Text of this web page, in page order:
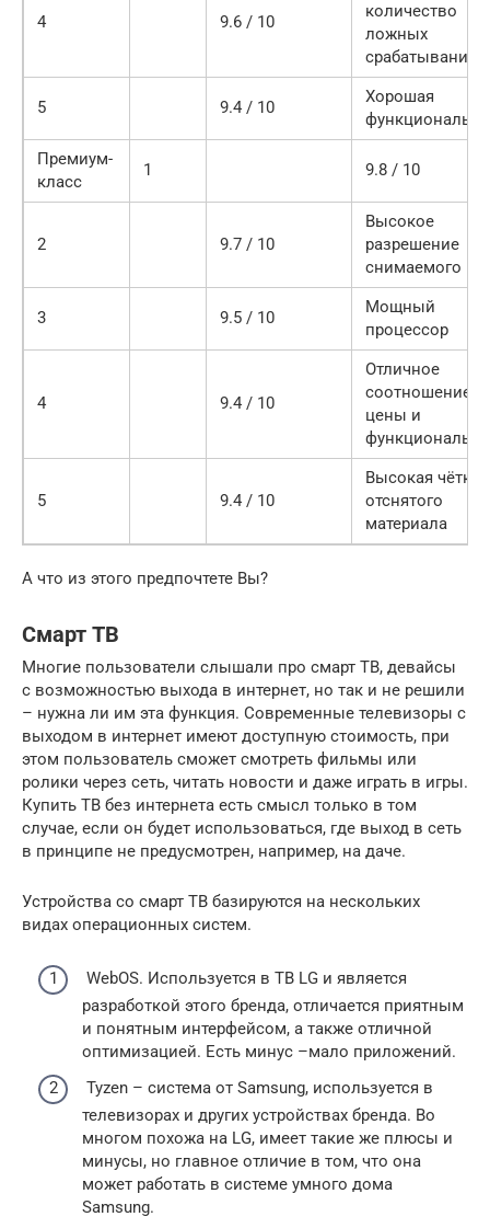
4 9.6 / 10
количество
ложных
срабатываний
5 9.4 / 10
Хорошая
Премиум-
класс
1 9.8 / 10
2 9.7 / 10
Высокое
разрешение
снимаемого
3 9.5 / 10
Мощный
процессор
4 9.4 / 10
Отличное
соотношение
цены и
5 9.4 / 10
Высокая
отснятого
материала
А что из этого предпочтете Вы?
Смарт ТВ
Многие пользователи слышали про смарт ТВ, девайсы
с возможностью выхода в интернет, но так и не решили
– нужна ли им эта функция. Современные телевизоры с
выходом в интернет имеют доступную стоимость, при
этом пользователь сможет смотреть фильмы или
ролики через сеть, читать новости и даже играть в игры.
Купить ТВ без интернета есть смысл только в том
случае, если он будет использоваться, где выход в сеть
в принципе не предусмотрен, например, на даче.
Устройства со смарт ТВ базируются на нескольких
видах операционных систем.
WebOS. Используется в ТВ LG и является
разработкой этого бренда, отличается приятным
и понятным интерфейсом, а также отличной
оптимизацией. Есть минус –мало приложений.
Tyzen – система от Samsung, используется в
телевизорах и других устройствах бренда. Во
многом похожа на LG, имеет такие же плюсы и
минусы, но главное отличие в том, что она
может работать в системе умного дома
Samsung.